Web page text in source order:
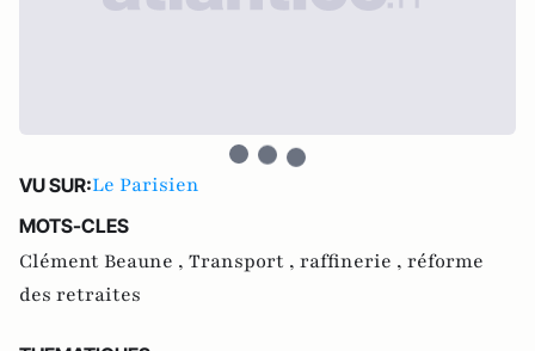
VU SUR:Le Parisien
MOTS-CLES
Clément Beaune , Transport , raffinerie , réforme
des retraites